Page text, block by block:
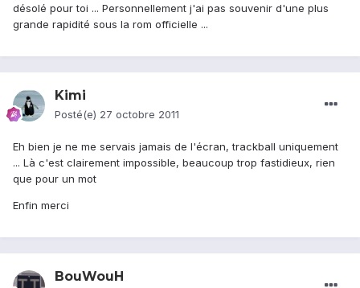
désolé pour toi ... Personnellement j'ai pas souvenir d'une plus
grande rapidité sous la rom officielle ...
Kimi
Posté(e) 27 octobre 2011
Eh bien je ne me servais jamais de l'écran, trackball uniquement
... Là c'est clairement impossible, beaucoup trop fastidieux, rien
que pour un mot
Enfin merci
BouWouH